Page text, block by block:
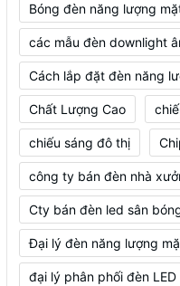
Bóng đèn năng lượng
các mẫu đèn downlight
Cách lắp đặt đèn năng
Chất Lượng Cao
chiếu sáng đô thị
công ty bán đèn nhà
Cty bán đèn led sân
Đại lý đèn năng lượng
đại lý phân phối đèn LED